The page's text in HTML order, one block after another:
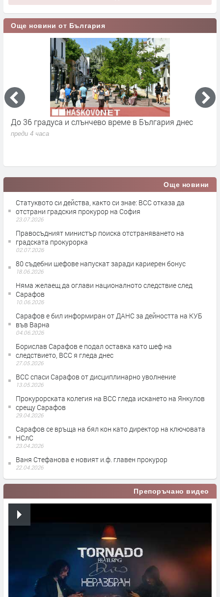
Още новини от България
До 36 градуса и слънчево време в България днес
преди 4 часа
Още новини
Статуквото си действа, както си знае: ВСС отказа да
отстрани градския прокурор на София
23.07.2026
Правосъдният министър поиска отстраняването на
градската прокурорка
02.07.2026
80 съдебни шефове напускат заради кариерен бонус
18.06.2026
Няма желаещ да оглави националното следствие след
Сарафов
10.06.2026
Сарафов е бил информиран от ДАНС за дейността на КУБ
във Варна
04.06.2026
Борислав Сарафов е подал оставка като шеф на
следствието, ВСС я гледа днес
27.05.2026
ВСС спаси Сарафов от дисциплинарно уволнение
13.05.2026
Прокурорската колегия на ВСС гледа искането на Янкулов
срещу Сарафов
29.04.2026
Сарафов се връща на бял кон като директор на ключовата
НСлС
23.04.2026
Ваня Стефанова е новият и.ф. главен прокурор
22.04.2026
Препоръчано видео